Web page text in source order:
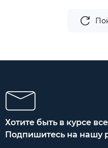
Хотите быть в курсе
Подпишитесь на нашу